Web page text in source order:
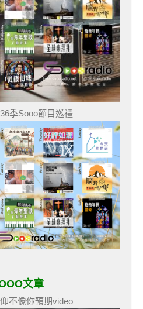
季Sooo節目巡禮
文章
不像你預期video